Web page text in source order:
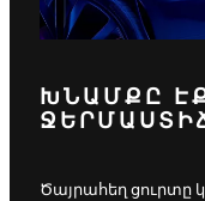
ԽՆԱՄՔԸ
Ծայրահեղ ցուրտը